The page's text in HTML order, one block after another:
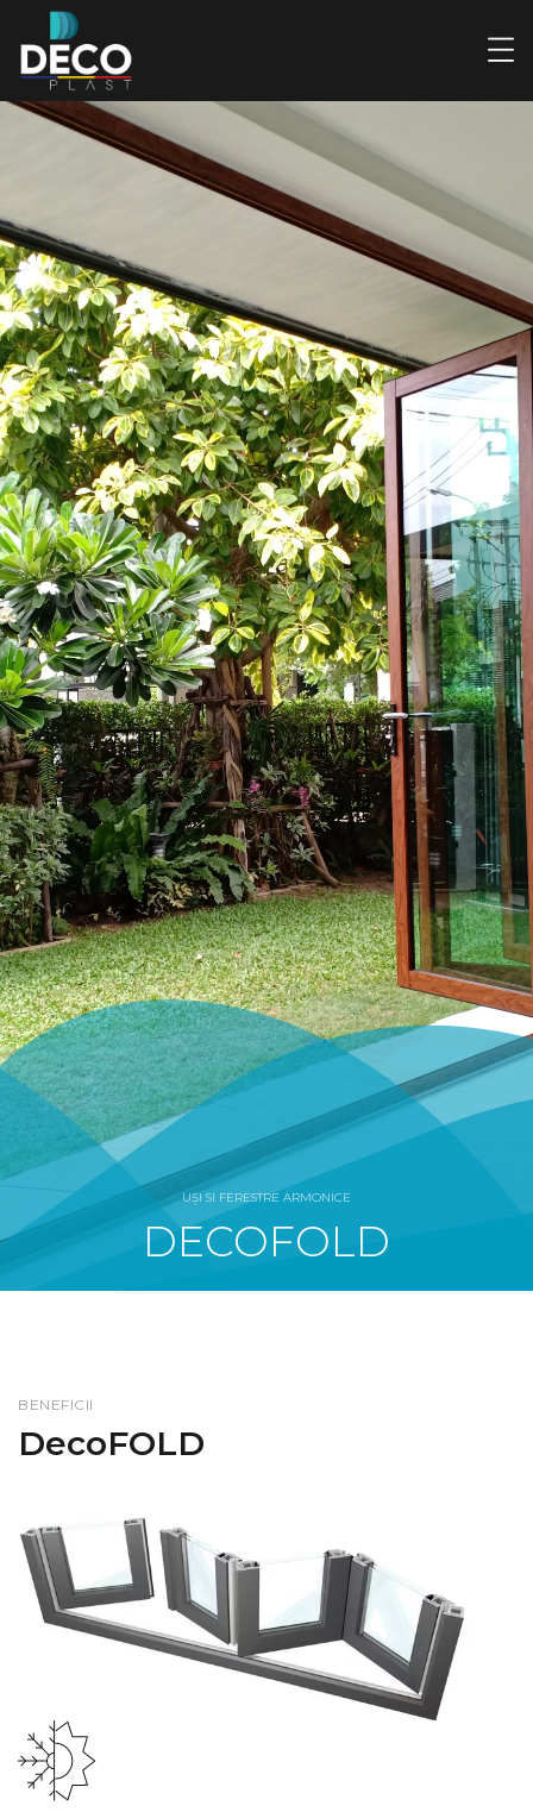
UȘI SI FERESTRE ARMONICE
DECOFOLD
BENEFICII
DecoFOLD